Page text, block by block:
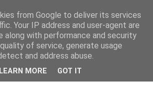
from Google to deliver its services
Your IP address and user-agent are
along with performance and security
of service, generate usage
and address abuse.
LEARN MORE GOT IT